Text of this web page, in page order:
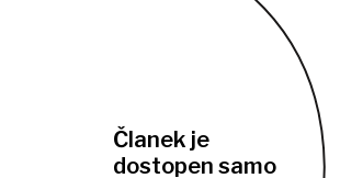
Članek je
dostopen samo